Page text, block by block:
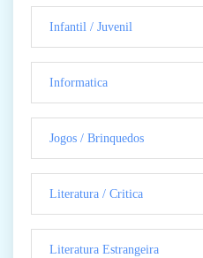
Infantil / Juvenil
Informatica
Jogos / Brinquedos
Literatura / Critica
Literatura Estrangeira